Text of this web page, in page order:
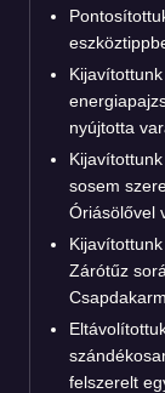
nyújtotta
sosem
Óriásölővel
Zárótűz
felszerelt